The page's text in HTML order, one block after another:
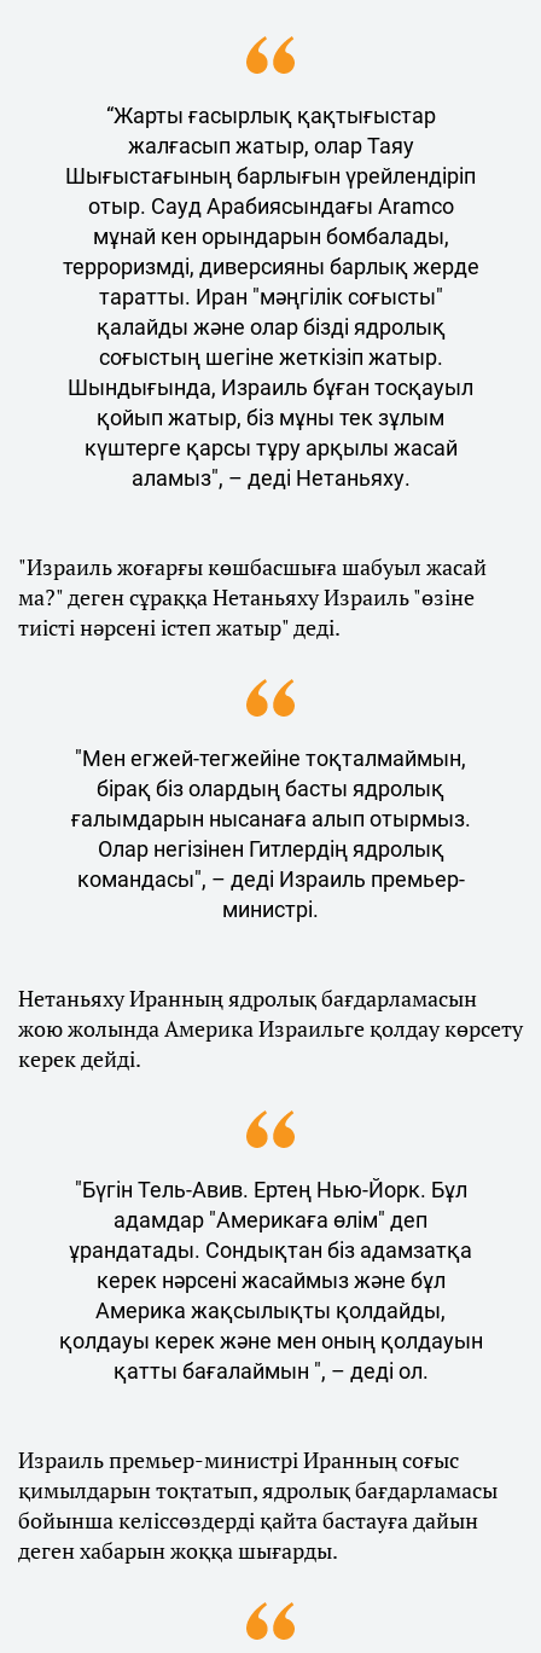
“Жарты ғасырлық қақтығыстар
жалғасып жатыр, олар Таяу
Шығыстағының барлығын үрейлендіріп
отыр. Сауд Арабиясындағы Aramco
мұнай кен орындарын бомбалады,
терроризмді, диверсияны барлық жерде
таратты. Иран "мәңгілік соғысты"
қалайды және олар бізді ядролық
соғыстың шегіне жеткізіп жатыр.
Шындығында, Израиль бұған тосқауыл
қойып жатыр, біз мұны тек зұлым
күштерге қарсы тұру арқылы жасай
аламыз", – деді Нетаньяху.
"Израиль жоғарғы көшбасшыға шабуыл жасай
ма?" деген сұраққа Нетаньяху Израиль "өзіне
тиісті нәрсені істеп жатыр" деді.
"Мен егжей-тегжейіне тоқталмаймын,
бірақ біз олардың басты ядролық
ғалымдарын нысанаға алып отырмыз.
Олар негізінен Гитлердің ядролық
командасы", – деді Израиль премьер-
министрі.
Нетаньяху Иранның ядролық бағдарламасын
жою жолында Америка Израильге қолдау көрсету
керек дейді.
"Бүгін Тель-Авив. Ертең Нью-Йорк. Бұл
адамдар "Америкаға өлім" деп
ұрандатады. Сондықтан біз адамзатқа
керек нәрсені жасаймыз және бұл
Америка жақсылықты қолдайды,
қолдауы керек және мен оның қолдауын
қатты бағалаймын ", – деді ол.
Израиль премьер-министрі Иранның соғыс
қимылдарын тоқтатып, ядролық бағдарламасы
бойынша келіссөздерді қайта бастауға дайын
деген хабарын жоққа шығарды.